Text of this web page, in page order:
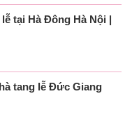
tại Hà Đông Hà Nội |
tang lễ Đức Giang